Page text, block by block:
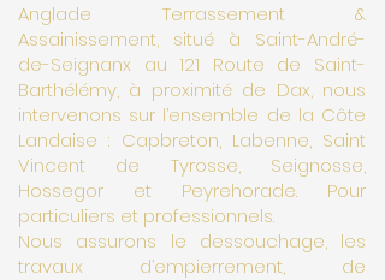
Anglade Terrassement &
Assainissement, situé à Saint-André-
de-Seignanx au 121 Route de Saint-
Barthélémy, à proximité de Dax, nous
intervenons sur l’ensemble de la Côte
Landaise : Capbreton, Labenne, Saint
Vincent de Tyrosse, Seignosse,
Hossegor et Peyrehorade. Pour
particuliers et professionnels.
Nous assurons le dessouchage, les
travaux d’empierrement, de